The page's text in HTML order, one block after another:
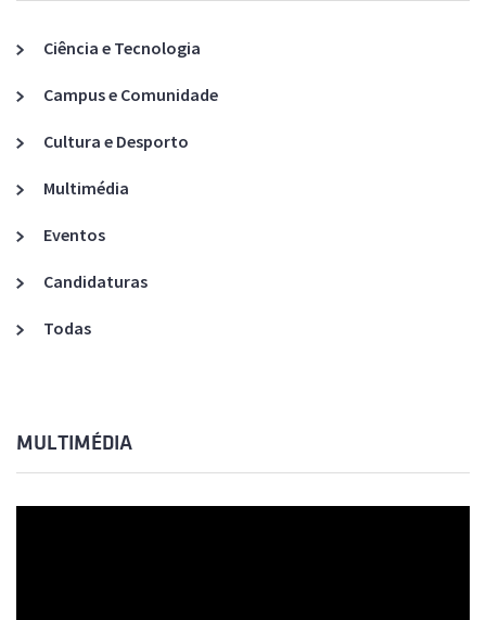
Ciência e Tecnologia
Campus e Comunidade
Cultura e Desporto
Multimédia
Eventos
Candidaturas
Todas
MULTIMÉDIA